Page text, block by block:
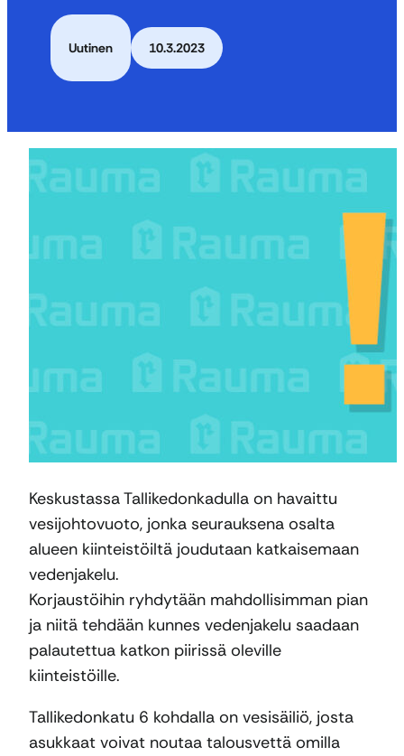
Uutinen 10.3.2023
Keskustassa Tallikedonkadulla on havaittu
vesijohtovuoto, jonka seurauksena osalta
alueen kiinteistöiltä joudutaan katkaisemaan
vedenjakelu.
Korjaustöihin ryhdytään mahdollisimman pian
ja niitä tehdään kunnes vedenjakelu saadaan
palautettua katkon piirissä oleville
kiinteistöille.
Tallikedonkatu 6 kohdalla on vesisäiliö, josta
asukkaat voivat noutaa talousvettä omilla